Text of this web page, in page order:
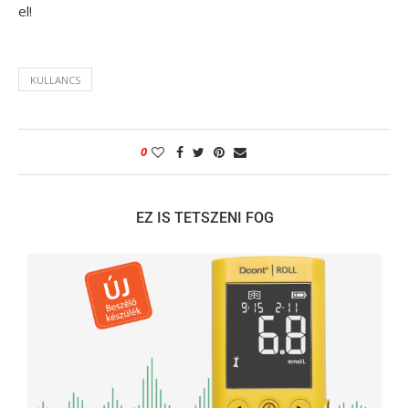
el!
KULLANCS
0
EZ IS TETSZENI FOG